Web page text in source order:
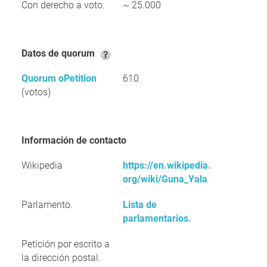
Con derecho a voto. ~ 25.000
Datos de quorum
Quorum oPetition
(votos)
610
Información de contacto
Wikipedia
https://en.wikipedia.
org/wiki/Guna_Yala
Parlamento.
Lista de
parlamentarios.
Petición por escrito a
la dirección postal.